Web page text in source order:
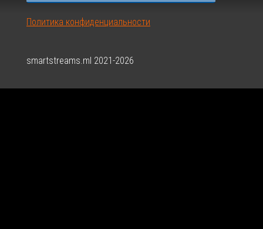
Политика конфиденциальности
smartstreams.ml 2021-2026